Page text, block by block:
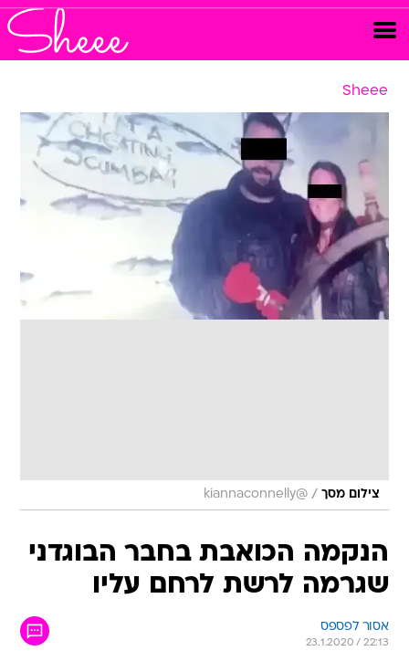
Sheee
צילום מסך /
@kiannaconnelly
הנקמה הכואבת בחבר הבוגדני
שגרמה לרשת לרחם עליו
אסור לפספס
23.1.2020 / 22:13